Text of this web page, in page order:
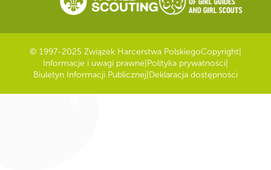
© 1997-2025 Związek Harcerstwa PolskiegoCopyright
Informacje i uwagi prawne Polityka prywatności
Biuletyn Informacji Publicznej Deklaracja dostępności